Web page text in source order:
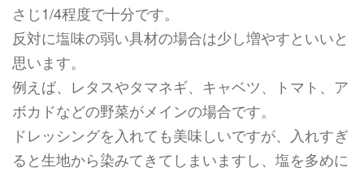
さじ1/4程度で十分です。
反対に塩味の弱い具材の場合は少し増やすといいと
思います。
例えば、レタスやタマネギ、キャベツ、トマト、ア
ボカドなどの野菜がメインの場合です。
ドレッシングを入れても美味しいですが、入れすぎ
ると生地から染みてきてしまいますし、塩を多めに